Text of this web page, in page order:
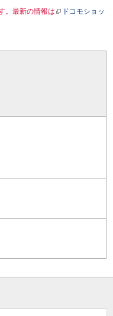
。最新の情報は
ドコモショッ